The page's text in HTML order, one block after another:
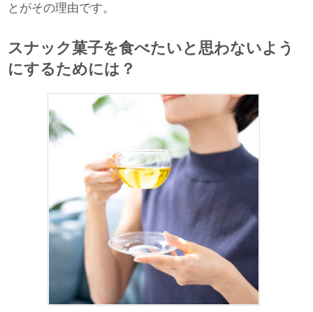
とがその理由です。
スナック菓子を食べたいと思わないよう
にするためには？